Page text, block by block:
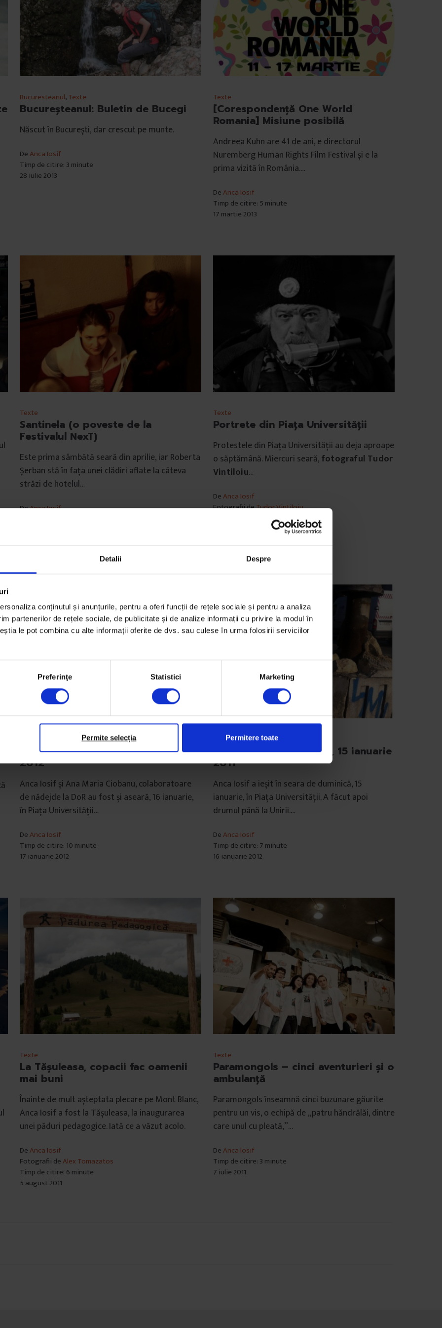
Detalii Despre
conținutul și anunțurile, pentru a oferi funcții de rețele sociale și pentru a analiza
partenerilor de rețele sociale, de publicitate și de analize informații cu privire la modul în
le pot combina cu alte informații oferite de dvs. sau culese în urma folosirii serviciilor
Preferinţe Statistici Marketing
Permite selecția Permitere toate
Bucuresteanul,Texte
Bucureșteanul: Buletin de Bucegi
Născut în București, dar crescut pe munte.
DeAnca Iosif
Timp de citire: 3 minute
28 iulie 2013
Texte
[Corespondenţă One World
Romania] Misiune posibilă
Andreea Kuhn are 41 de ani, e directorul
Nuremberg Human Rights Film Festival și e la
prima vizită în România.…
DeAnca Iosif
Timp de citire: 5 minute
17 martie 2013
Texte
Santinela (o poveste de la
Festivalul NexT)
Este prima sâmbătă seară din aprilie, iar Roberta
Șerban stă în fața unei clădiri aflate la câteva
străzi de hotelul…
DeAnca Iosif
Texte
Portrete din Piaţa Universităţii
Protestele din Piața Universității au deja aproape
o săptămână. Miercuri seară,fotograful Tudor
Vintiloiu…
DeAnca Iosif
Fotografii deTudor Vintiloiu
Timp de citire: 7 minute
Scrisori din București, 16 ianuarie
2012
Anca Iosif și Ana Maria Ciobanu, colaboratoare
de nădejde la DoR au fost și aseară, 16 ianuarie,
în Piața Universității…
DeAnca Iosif
Timp de citire: 10 minute
17 ianuarie 2012
Texte
Scrisoare din București, 15 ianuarie
2011
Anca Iosif a ieșit în seara de duminică, 15
ianuarie, în Piața Universității. A făcut apoi
drumul până la Unirii.…
DeAnca Iosif
Timp de citire: 7 minute
16 ianuarie 2012
Texte
La Tăşuleasa, copacii fac oamenii
mai buni
Înainte de mult așteptata plecare pe Mont Blanc,
Anca Iosif a fost la Tășuleasa, la inaugurarea
unei păduri pedagogice. Iată ce a văzut acolo.
DeAnca Iosif
Fotografii deAlex Tomazatos
Timp de citire: 6 minute
5 august 2011
Texte
Paramongols – cinci aventurieri şi o
ambulanţă
Paramongols înseamnă cinci buzunare găurite
pentru un vis, o echipă de „patru hăndrălăi, dintre
care unul cu pleată,”…
DeAnca Iosif
Timp de citire: 3 minute
7 iulie 2011